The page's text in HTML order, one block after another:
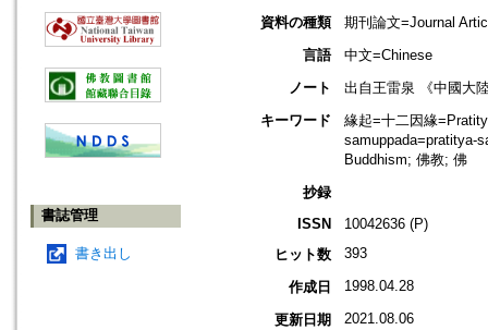
書誌管理
書き出し
資料の種類
期刊論文=Journal
言語
中文=Chinese
ノート
出自王雷泉 《中國大
キーワード
緣起=十二因緣
samuppada=pratitya-
Buddhism; 佛教; 佛
抄録
ISSN
10042636 (P)
ヒット数
393
作成日 1998.04.28
更新日期 2021.08.06